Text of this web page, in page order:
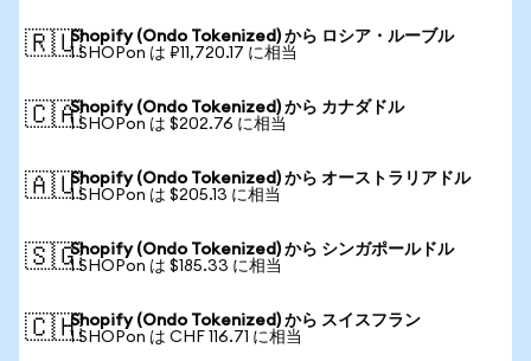
🇷🇺Shopify (Ondo Tokenized) から ロシア・ルーブル
1 SHOPon は ₽11,720.17 に相当
🇨🇦Shopify (Ondo Tokenized) から カナダドル
1 SHOPon は $202.76 に相当
🇦🇺Shopify (Ondo Tokenized) から オーストラリアドル
1 SHOPon は $205.13 に相当
🇸🇬Shopify (Ondo Tokenized) から シンガポールドル
1 SHOPon は $185.33 に相当
🇨🇭Shopify (Ondo Tokenized) から スイスフラン
1 SHOPon は CHF 116.71 に相当